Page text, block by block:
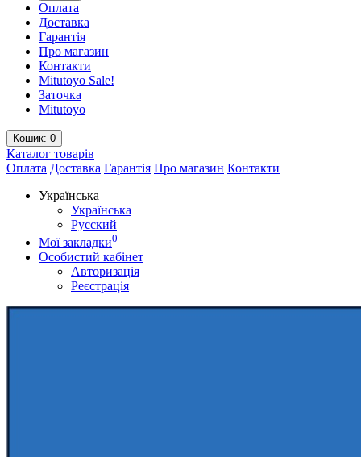
Оплата
Доставка
Гарантія
Про магазин
Контакти
Mitutoyo Sale!
Заточка
Mitutoyo
Кошик: 0
Каталог товарів
Оплата Доставка Гарантія Про магазин Контакти
Українська
Українська
Русский
Мої закладки0
Особистий кабінет
Авторизація
Реєстрація